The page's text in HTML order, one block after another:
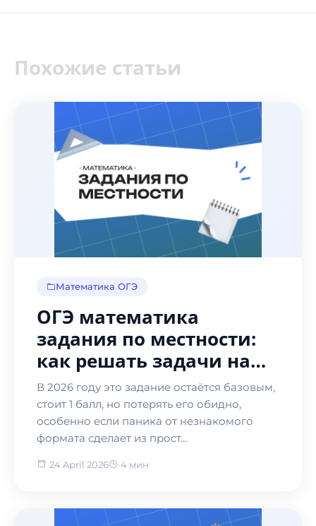
Похожие статьи
Математика ОГЭ
ОГЭ математика
задания по местности:
как решать задачи на
план сельской
местности в 2026 году
В 2026 году это задание остаётся базовым,
стоит 1 балл, но потерять его обидно,
особенно если паника от незнакомого
формата сделает из прост...
24 April 2026 4 мин